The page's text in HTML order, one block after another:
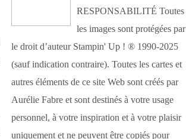
RESPONSABILITÉ Toutes
les images sont protégées par
le droit d’auteur Stampin' Up ! ® 1990-2025
(sauf indication contraire). Toutes les cartes et
autres éléments de ce site Web sont créés par
Aurélie Fabre et sont destinés à votre usage
personnel, à votre inspiration et à votre plaisir
uniquement et ne peuvent être copiés pour